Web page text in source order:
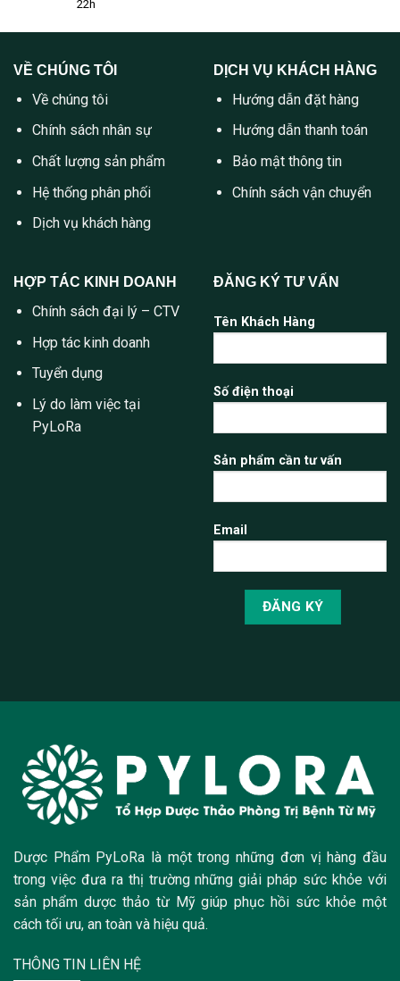
22h
VỀ CHÚNG TÔI
Về chúng tôi
Chính sách nhân sự
Chất lượng sản phẩm
Hệ thống phân phối
Dịch vụ khách hàng
DỊCH VỤ KHÁCH HÀNG
Hướng dẫn đặt hàng
Hướng dẫn thanh toán
Bảo mật thông tin
Chính sách vận chuyển
HỢP TÁC KINH DOANH
Chính sách đại lý – CTV
Hợp tác kinh doanh
Tuyển dụng
Lý do làm việc tại
PyLoRa
ĐĂNG KÝ TƯ VẤN
Tên Khách Hàng
Số điện thoại
Sản phẩm cần tư vấn
Email
Dược Phẩm PyLoRa là một trong những đơn vị hàng đầu
trong việc đưa ra thị trường những giải pháp sức khỏe với
sản phẩm dược thảo từ Mỹ giúp phục hồi sức khỏe một
cách tối ưu, an toàn và hiệu quả.
THÔNG TIN LIÊN HỆ